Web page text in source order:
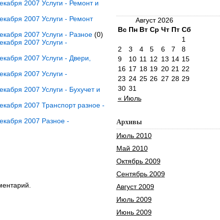
2007 Услуги - Ремонт и
2007 Услуги - Ремонт
2007 Услуги - Разное(0)
2007 Услуги -
2007 Услуги - Двери,
2007 Услуги -
2007 Услуги - Бухучет и
2007 Транспорт разное -
2007 Разное -
Август 2026
Вс Пн Вт Ср Чт Пт Сб
« Июль
1
2
3 4 5 6 7
8
9
10 11 12 13 14 15
16 17 18 19 20 21 22
23 24 25 26 27 28 29
30 31
Архивы
Июль 2010
Май 2010
Октябрь 2009
Сентябрь 2009
Август 2009
Июль 2009
Июнь 2009